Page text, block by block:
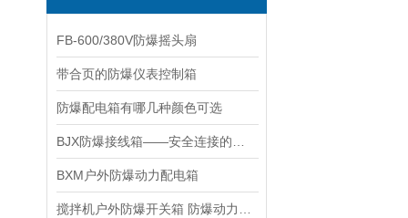
FB-600/380V防爆摇头扇
带合页的防爆仪表控制箱
防爆配电箱有哪几种颜色可选
BXM户外防爆动力配电箱